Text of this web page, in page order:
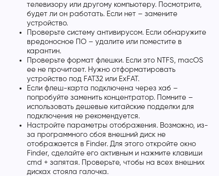
телевизору или другому компьютеру. Посмотрите,
будет ли он работать. Если нет – замените
устройство.
Проверьте систему антивирусом. Если обнаружите
вредоносное ПО – удалите или поместите в
карантин.
Проверьте формат флешки. Если это NTFS, macOS
ее не прочитает. Нужно отформатировать
устройство под FAT32 или ExFAT.
Если флеш-карта подключена через хаб –
попробуйте заменить концентратор. Помните –
использовать дешевые китайские подделки для
подключения не рекомендуется.
Настройте параметры отображения. Возможно, из-
за программного сбоя внешний диск не
отображается в Finder. Для этого откройте окно
Finder, сделайте его активным и нажмите клавиши
cmd + запятая. Проверьте, чтобы на всех внешних
дисках стояла галочка.